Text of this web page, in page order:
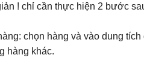
! chỉ cần thực hiện 2 bước
chọn hàng và vào dung
hàng khác.